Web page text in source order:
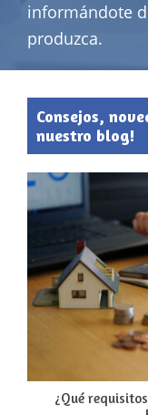
informándote
produzca.
Consejos,
nuestro blog!
¿Qué